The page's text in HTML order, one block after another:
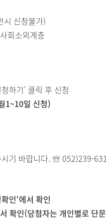
시 신청불가)
회소외계층
하기’ 클릭 후 신청
1~10일 신청)
시기 바랍니다. ☏ 052)239-
인‘에서 확인
확인(당첨자는 개인별로 단